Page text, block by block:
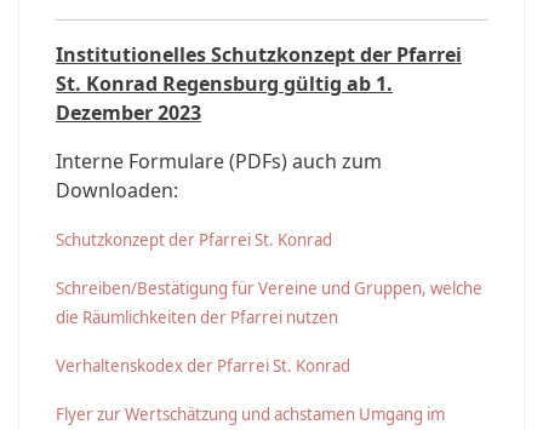
Institutionelles Schutzkonzept der Pfarrei
St. Konrad Regensburg gültig ab 1.
Dezember 2023
Interne Formulare (PDFs) auch zum
Downloaden:
Schutzkonzept der Pfarrei St. Konrad
Schreiben/Bestätigung für Vereine und Gruppen, welche
die Räumlichkeiten der Pfarrei nutzen
Verhaltenskodex der Pfarrei St. Konrad
Flyer zur Wertschätzung und achstamen Umgang im